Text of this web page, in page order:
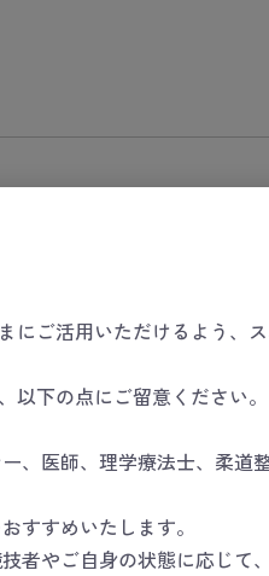
にご活用いただけるよう、
下の点にご留意ください。
、医師、理学療法士、柔道
すすめいたします。
者やご自身の状態に応じて
回答しない